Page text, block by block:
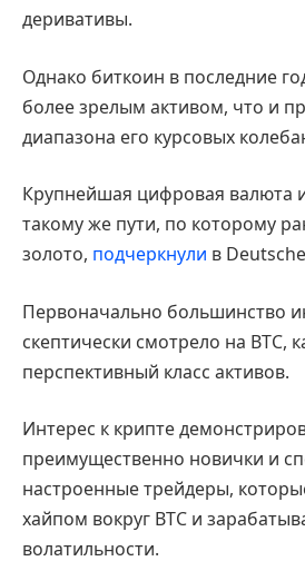
деривативы.
Однако биткоин в последние
более зрелым активом, что и
диапазона его курсовых
Крупнейшая цифровая валюта
такому же пути, по которому
золото, подчеркнули в
Первоначально большинство
скептически смотрело на BTC,
перспективный класс активов.
Интерес к крипте
преимущественно новички и
настроенные трейдеры,
хайпом вокруг BTC и
волатильности.